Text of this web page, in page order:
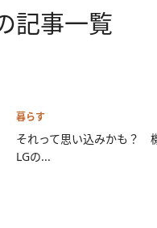
記事一覧
暮らす
それって思い込みかも？
LGの...